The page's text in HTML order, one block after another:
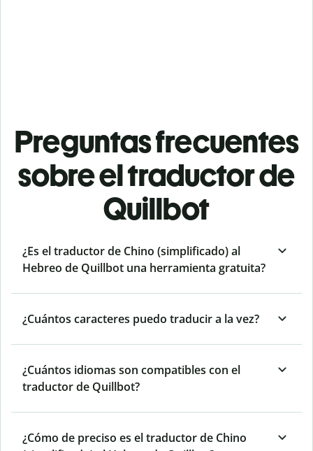
Preguntas frecuentes
sobre el traductor de
Quillbot
¿Es el traductor de Chino (simplificado) al
Hebreo de Quillbot una herramienta gratuita?
¿Cuántos caracteres puedo traducir a la vez?
¿Cuántos idiomas son compatibles con el
traductor de Quillbot?
¿Cómo de preciso es el traductor de Chino